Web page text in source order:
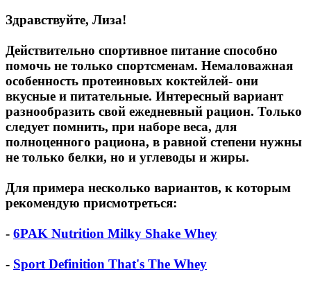
Здравствуйте, Лиза!
Действительно спортивное питание способно
помочь не только спортсменам. Немаловажная
особенность протеиновых коктейлей- они
вкусные и питательные. Интересный вариант
разнообразить свой ежедневный рацион. Только
следует помнить, при наборе веса, для
полноценного рациона, в равной степени нужны
не только белки, но и углеводы и жиры.
Для примера несколько вариантов, к которым
рекомендую присмотреться:
- 6PAK Nutrition Milky Shake Whey
- Sport Definition That's The Whey